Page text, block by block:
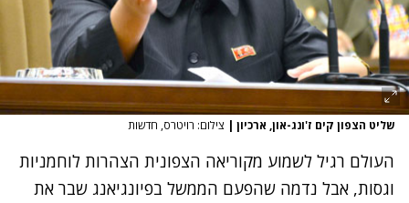
שליט הצפון קים ז'ונג-און, ארכיון | צילום: רויטרס, חדשות
העולם רגיל לשמוע מקוריאה הצפונית הצהרות לוחמניות
וגסות, אבל נדמה שהפעם הממשל בפיונגיאנג שבר את